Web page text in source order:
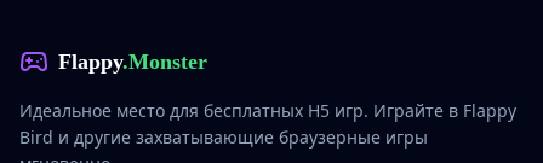
Flappy.Monster
Идеальное место для бесплатных H5 игр. Играйте в Flappy
Bird и другие захватывающие браузерные игры